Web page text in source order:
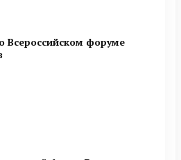
Всероссийском форуме